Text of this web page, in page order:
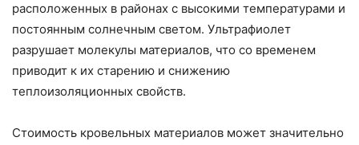
расположенных в районах с высокими температурами и
постоянным солнечным светом. Ультрафиолет
разрушает молекулы материалов, что со временем
приводит к их старению и снижению
теплоизоляционных свойств.
Стоимость кровельных материалов может значительно